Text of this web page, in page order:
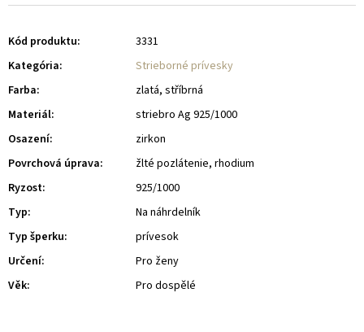
Kód produktu:
3331
Kategória:
Strieborné prívesky
Farba:
zlatá, stříbrná
Materiál:
striebro Ag 925/1000
Osazení:
zirkon
Povrchová úprava:
žlté pozlátenie, rhodium
Ryzost:
925/1000
Typ:
Na náhrdelník
Typ šperku:
prívesok
Určení:
Pro ženy
Věk: Pro dospělé